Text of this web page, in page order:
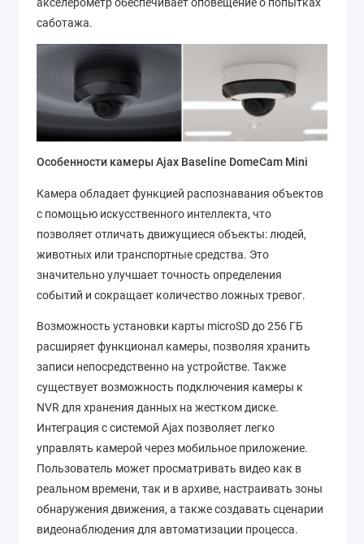
саботажа.
Особенности камеры Ajax Baseline DomeCam Mini
Камера обладает функцией распознавания объектов
с помощью искусственного интеллекта, что
позволяет отличать движущиеся объекты: людей,
животных или транспортные средства. Это
значительно улучшает точность определения
событий и сокращает количество ложных тревог.
Возможность установки карты microSD до 256 ГБ
расширяет функционал камеры, позволяя хранить
записи непосредственно на устройстве. Также
существует возможность подключения камеры к
NVR для хранения данных на жестком диске.
Интеграция с системой Ajax позволяет легко
управлять камерой через мобильное приложение.
Пользователь может просматривать видео как в
реальном времени, так и в архиве, настраивать зоны
обнаружения движения, а также создавать сценарии
видеонаблюдения для автоматизации процесса.